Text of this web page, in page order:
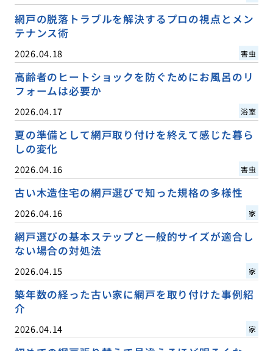
網戸の脱落トラブルを解決するプロの視点とメン
テナンス術
2026.04.18 害虫
高齢者のヒートショックを防ぐためにお風呂のリ
フォームは必要か
2026.04.17 浴室
夏の準備として網戸取り付けを終えて感じた暮ら
しの変化
2026.04.16 害虫
古い木造住宅の網戸選びで知った規格の多様性
2026.04.16 家
網戸選びの基本ステップと一般的サイズが適合し
ない場合の対処法
2026.04.15 家
築年数の経った古い家に網戸を取り付けた事例紹
介
2026.04.14 家